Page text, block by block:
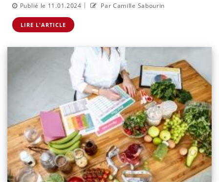
Publié le 11.01.2024 | Par Camille Sabourin
LIRE L'ARTICLE